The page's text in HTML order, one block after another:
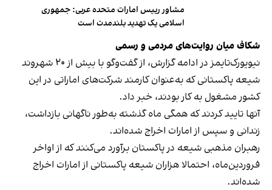
مشاور رییس امارات متحده عربی: جمهوری
اسلامی یک تهدید بلندمدت است
شکاف میان روایت‌های مردمی و رسمی
نیویورک‌تایمز در ادامه گزارش، از گفت‌وگو با بیش از ۲۰ شهروند
شیعه پاکستانی که به‌عنوان کارمند شرکت‌های اماراتی در این
کشور مشغول به کار بودند، خبر داد.
آنها تایید کردند که همگی ماه گذشته به‌طور ناگهانی بازداشت،
زندانی و سپس از امارات اخراج شده‌اند.
رهبران مذهبی شیعه در پاکستان برآورد می‌کنند که از اواخر
فروردین‌ماه، احتمالا هزاران شیعه پاکستانی از امارات اخراج
شده‌اند.